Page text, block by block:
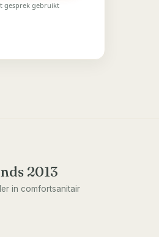
gesprek gebruikt
2013
in comfortsanitair